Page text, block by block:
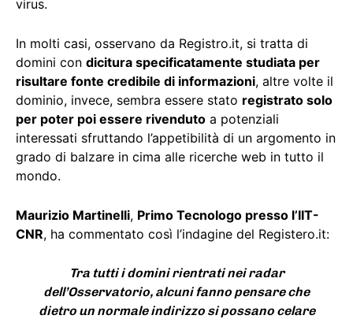
virus.
In molti casi, osservano da Registro.it, si tratta di
domini con dicitura specificatamente studiata per
risultare fonte credibile di informazioni, altre volte il
dominio, invece, sembra essere stato registrato solo
per poter poi essere rivenduto a potenziali
interessati sfruttando l’appetibilità di un argomento in
grado di balzare in cima alle ricerche web in tutto il
mondo.
Maurizio Martinelli, Primo Tecnologo presso l’IIT-
CNR, ha commentato così l’indagine del Registero.it:
Tra tutti i domini rientrati nei radar
dell’Osservatorio, alcuni fanno pensare che
dietro un normale indirizzo si possano celare